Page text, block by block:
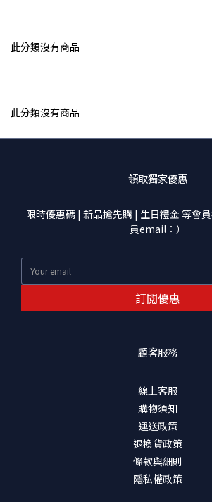
此分類沒有商品
此分類沒有商品
領取獨家優惠
限時優惠碼 | 新品搶先購 | 生日禮金 等會
員email：）
訂閱優惠
顧客服務
線上客服
購物須知
運送政策
退換貨政策
條款與細則
隱私權政策